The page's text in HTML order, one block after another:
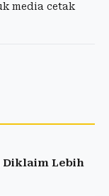
media cetak
Lebih